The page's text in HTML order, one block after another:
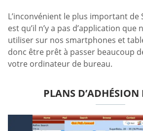
L’inconvénient le plus important de
est qu’il n’y a pas d’application
utiliser sur nos smartphones et
donc être prêt à passer beaucoup
votre ordinateur de bureau.
PLANS D’ADHÉSION